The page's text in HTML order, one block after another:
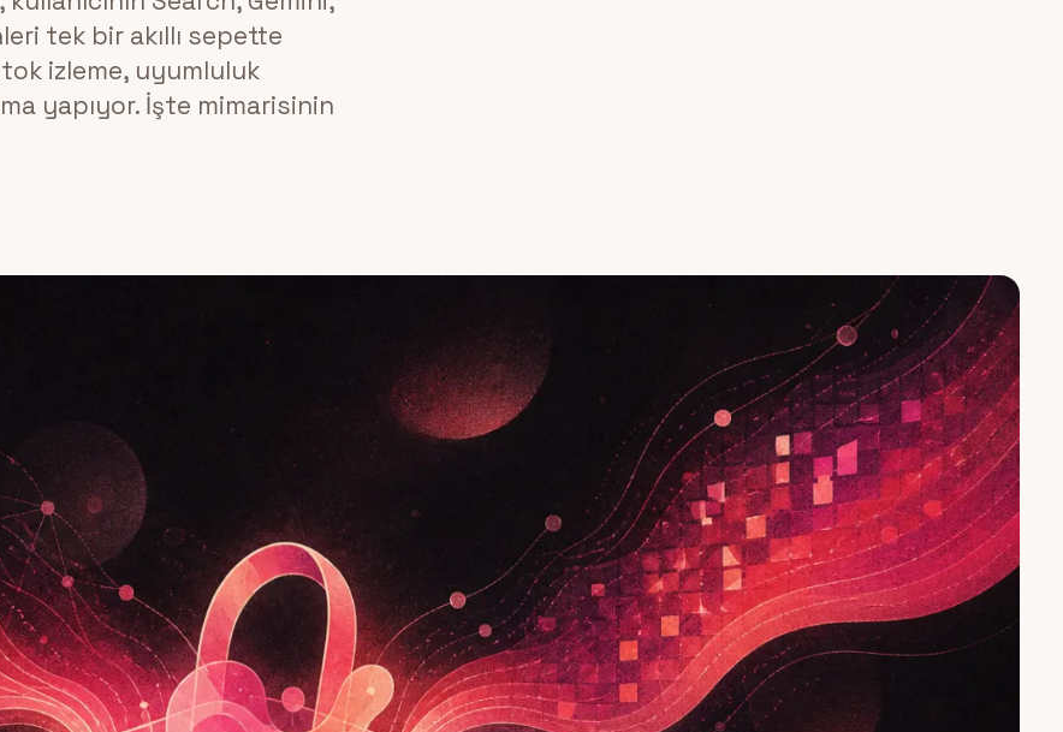
tek bir akıllı sepette
izleme, uyumluluk
yapıyor. İşte mimarisinin